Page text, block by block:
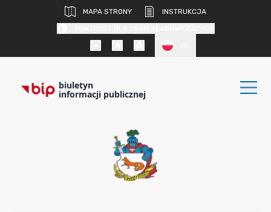
MAPA STRONY
INSTRUKCJA
biuletyn
informacji publicznej